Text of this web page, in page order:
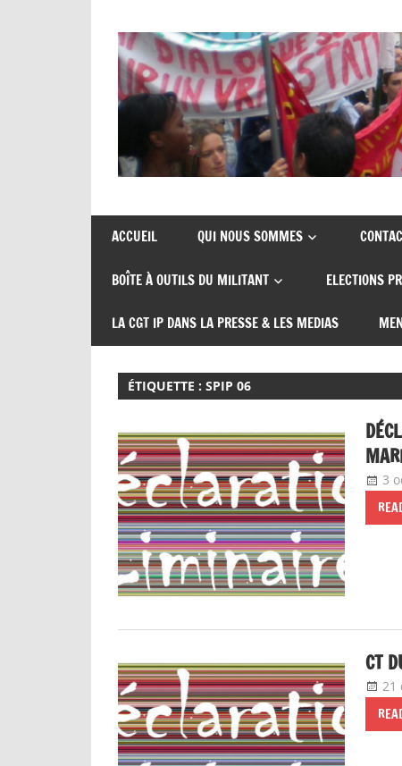
content
CGT
insertion
probation
de
syndicats
insertion
ACCUEIL QUI NOUS SOMMES
BOÎTE À OUTILS DU MILITANT ELECTIONS
LA CGT IP DANS LA PRESSE & LES MEDIAS
ÉTIQUETTE :SPIP 06
3
CT
21